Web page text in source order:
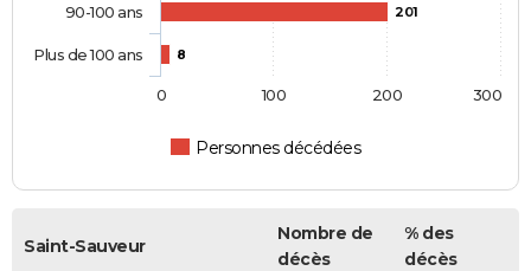
201
8
Personnes décédées
90-100 ans
Plus de 100 ans
0 100 200 300
Saint-Sauveur
Nombre de
décès
% des
décès